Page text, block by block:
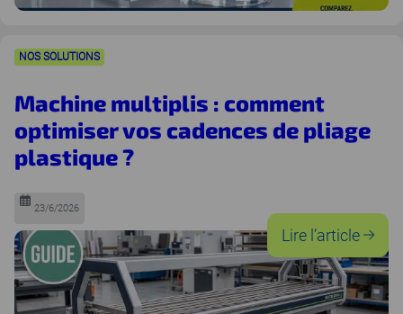
NOS SOLUTIONS
Machine multiplis : comment
optimiser vos cadences de pliage
plastique ?
23/6/2026
Lire l’article
:
: